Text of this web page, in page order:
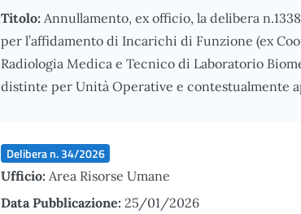
Titolo: Annullamento, ex officio, la delibera
per l’affidamento di Incarichi di Funzione (ex
Radiologia Medica e Tecnico di Laboratorio
distinte per Unità Operative e contestualmente
Delibera n. 34/2026
Ufficio: Area Risorse Umane
Data Pubblicazione: 25/01/2026